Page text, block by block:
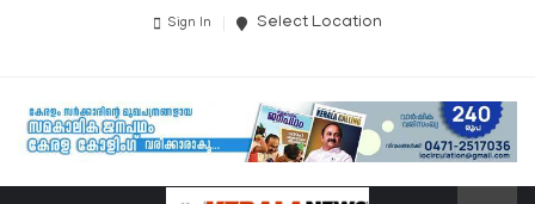
Sign In Select Location